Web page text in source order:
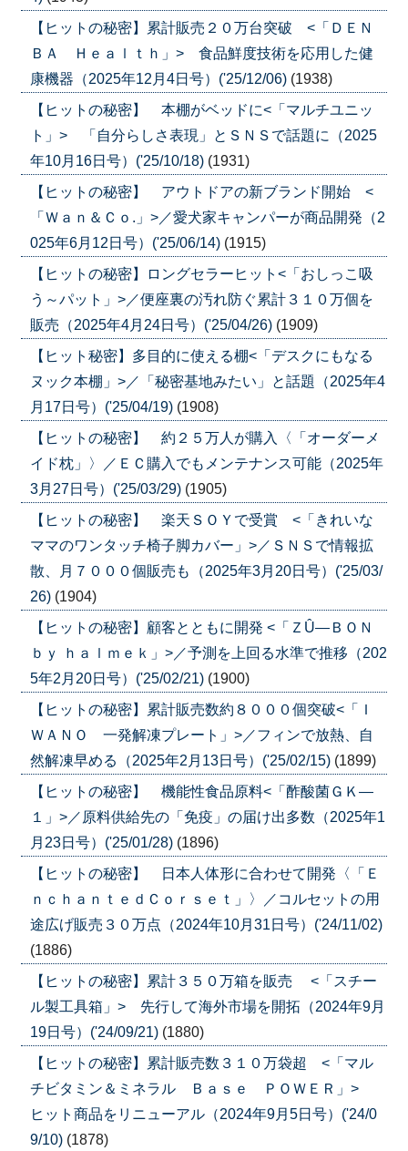
【ヒットの秘密】累計販売２０万台突破 <「ＤＥＮ
ＢＡ Ｈｅａｌｔｈ」> 食品鮮度技術を応用した健
康機器（2025年12月4日号）('25/12/06) (1938)
【ヒットの秘密】 本棚がベッドに<「マルチユニッ
ト」> 「自分らしさ表現」とＳＮＳで話題に（2025
年10月16日号）('25/10/18) (1931)
【ヒットの秘密】 アウトドアの新ブランド開始 <
「Ｗａｎ＆Ｃｏ.」>／愛犬家キャンパーが商品開発（2
025年6月12日号）('25/06/14) (1915)
【ヒットの秘密】ロングセラーヒット<「おしっこ吸
う～パット」>／便座裏の汚れ防ぐ累計３１０万個を
販売（2025年4月24日号）('25/04/26) (1909)
【ヒット秘密】多目的に使える棚<「デスクにもなる
ヌック本棚」>／「秘密基地みたい」と話題（2025年4
月17日号）('25/04/19) (1908)
【ヒットの秘密】 約２５万人が購入〈「オーダーメ
イド枕」〉／ＥＣ購入でもメンテナンス可能（2025年
3月27日号）('25/03/29) (1905)
【ヒットの秘密】 楽天ＳＯＹで受賞 <「きれいな
ママのワンタッチ椅子脚カバー」>／ＳＮＳで情報拡
散、月７０００個販売も（2025年3月20日号）('25/03/
26) (1904)
【ヒットの秘密】顧客とともに開発 <「ＺÛ―ＢＯＮ
ｂｙ ｈａｌｍｅｋ」>／予測を上回る水準で推移（202
5年2月20日号）('25/02/21) (1900)
【ヒットの秘密】累計販売数約８０００個突破<「Ｉ
ＷＡＮＯ 一発解凍プレート」>／フィンで放熱、自
然解凍早める（2025年2月13日号）('25/02/15) (1899)
【ヒットの秘密】 機能性食品原料<「酢酸菌ＧＫ―
１」>／原料供給先の「免疫」の届け出多数（2025年1
月23日号）('25/01/28) (1896)
【ヒットの秘密】 日本人体形に合わせて開発〈「Ｅ
ｎｃｈａｎｔｅｄＣｏｒｓｅｔ」〉／コルセットの用
途広げ販売３０万点（2024年10月31日号）('24/11/02)
(1886)
【ヒットの秘密】累計３５０万箱を販売 <「スチー
ル製工具箱」> 先行して海外市場を開拓（2024年9月
19日号）('24/09/21) (1880)
【ヒットの秘密】累計販売数３１０万袋超 <「マル
チビタミン＆ミネラル Ｂａｓｅ ＰＯＷＥＲ」>
ヒット商品をリニューアル（2024年9月5日号）('24/0
9/10) (1878)